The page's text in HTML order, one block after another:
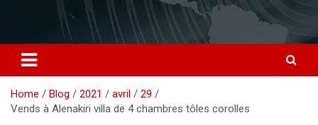
Home Blog 2021 avril
29
Vends à Alenakiri villa de 4 chambres tôles corolles